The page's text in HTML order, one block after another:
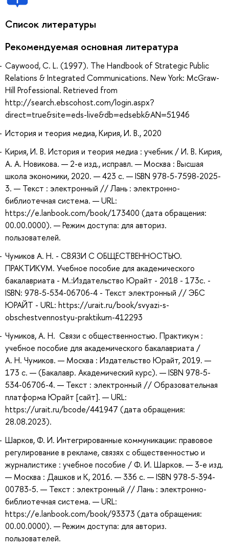
Список литературы
Рекомендуемая основная литература
Caywood, C. L. (1997). The Handbook of Strategic Public
Relations & Integrated Communications. New York: McGraw-
Hill Professional. Retrieved from
http://search.ebscohost.com/login.aspx?
direct=true&site=eds-live&db=edsebk&AN=51946
История и теория медиа, Кирия, И. В., 2020
Кирия, И. В. История и теория медиа : учебник / И. В. Кирия,
А. А. Новикова. — 2-е изд., исправл. — Москва : Высшая
школа экономики, 2020. — 423 с. — ISBN 978-5-7598-2025-
3. — Текст : электронный // Лань : электронно-
библиотечная система. — URL:
https://e.lanbook.com/book/173400 (дата обращения:
00.00.0000). — Режим доступа: для авториз.
пользователей.
Чумиков А. Н. - СВЯЗИ С ОБЩЕСТВЕННОСТЬЮ.
ПРАКТИКУМ. Учебное пособие для академического
бакалавриата - М.:Издательство Юрайт - 2018 - 173с. -
ISBN: 978-5-534-06706-4 - Текст электронный // ЭБС
ЮРАЙТ - URL: https://urait.ru/book/svyazi-s-
obschestvennostyu-praktikum-412293
Чумиков, А. Н. Связи с общественностью. Практикум :
учебное пособие для академического бакалавриата /
А. Н. Чумиков. — Москва : Издательство Юрайт, 2019. —
173 с. — (Бакалавр. Академический курс). — ISBN 978-5-
534-06706-4. — Текст : электронный // Образовательная
платформа Юрайт [сайт]. — URL:
https://urait.ru/bcode/441947 (дата обращения:
28.08.2023).
Шарков, Ф. И. Интегрированные коммуникации: правовое
регулирование в рекламе, связях с общественностью и
журналистике : учебное пособие / Ф. И. Шарков. — 3-е изд.
— Москва : Дашков и К, 2016. — 336 с. — ISBN 978-5-394-
00783-5. — Текст : электронный // Лань : электронно-
библиотечная система. — URL:
https://e.lanbook.com/book/93373 (дата обращения:
00.00.0000). — Режим доступа: для авториз.
пользователей.